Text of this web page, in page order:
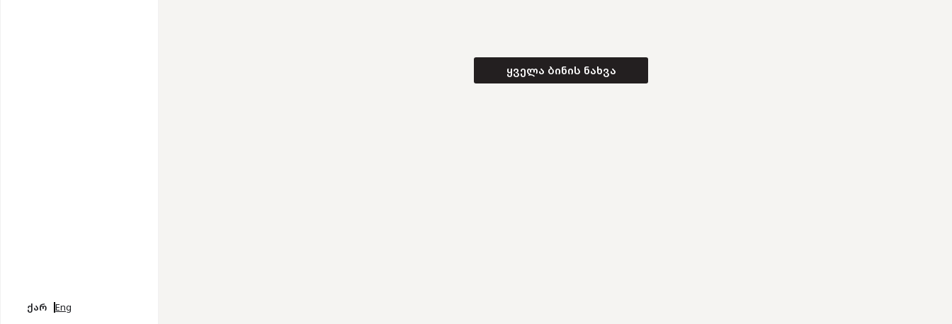
ქარ Eng
ყველა ბინის ნახვა